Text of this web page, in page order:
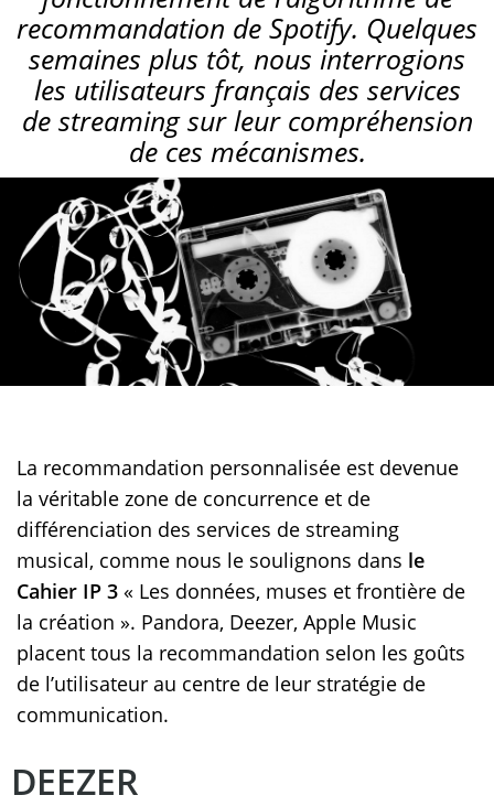
recommandation de Spotify. Quelques
semaines plus tôt, nous interrogions
les utilisateurs français des services
de streaming sur leur compréhension
de ces mécanismes.
La recommandation personnalisée est devenue
la véritable zone de concurrence et de
différenciation des services de streaming
musical, comme nous le soulignons dans le
Cahier IP 3 « Les données, muses et frontière de
la création ». Pandora, Deezer, Apple Music
placent tous la recommandation selon les goûts
de l’utilisateur au centre de leur stratégie de
communication.
DEEZER